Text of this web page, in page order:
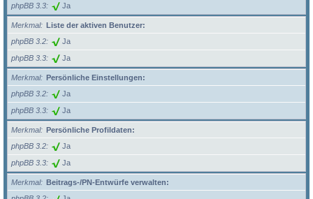
phpBB 3.3 Ja
Merkmal
Liste der aktiven Benutzer:
phpBB 3.2
Ja
phpBB 3.3 Ja
Merkmal
Persönliche Einstellungen:
phpBB 3.2
Ja
phpBB 3.3 Ja
Merkmal
Persönliche Profildaten:
phpBB 3.2
Ja
phpBB 3.3 Ja
Merkmal
Beitrags-/PN-Entwürfe verwalten: